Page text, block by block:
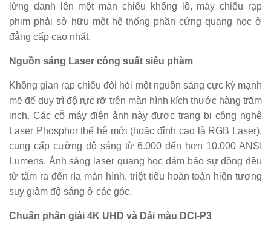
lừng danh lên một màn chiếu khổng lồ, máy chiếu rạp
phim phải sở hữu một hệ thống phần cứng quang học ở
đẳng cấp cao nhất.
Nguồn sáng Laser công suất siêu phàm
Không gian rạp chiếu đòi hỏi một nguồn sáng cực kỳ mạnh
mẽ để duy trì độ rực rỡ trên màn hình kích thước hàng trăm
inch. Các cỗ máy điện ảnh này được trang bị công nghệ
Laser Phosphor thế hệ mới (hoặc đỉnh cao là RGB Laser),
cung cấp cường độ sáng từ 6.000 đến hơn 10.000 ANSI
Lumens. Ánh sáng laser quang học đảm bảo sự đồng đều
từ tâm ra đến rìa màn hình, triệt tiêu hoàn toàn hiện tượng
suy giảm độ sáng ở các góc.
Chuẩn phân giải 4K UHD và Dải màu DCI-P3